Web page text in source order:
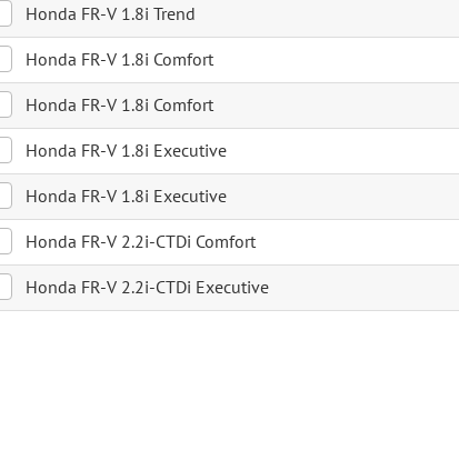
Honda FR-V 1.8i Trend
Honda FR-V 1.8i Comfort
Honda FR-V 1.8i Comfort
Honda FR-V 1.8i Executive
Honda FR-V 1.8i Executive
Honda FR-V 2.2i-CTDi Comfort
Honda FR-V 2.2i-CTDi Executive